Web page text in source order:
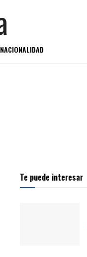
NACIONALIDAD
Te puede interesar